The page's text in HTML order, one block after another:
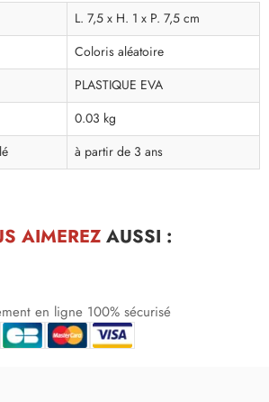
L. 7,5 x H. 1 x P. 7,5 cm
Coloris aléatoire
PLASTIQUE EVA
0.03 kg
à partir de 3 ans
AIMEREZAUSSI :
en ligne 100% sécurisé